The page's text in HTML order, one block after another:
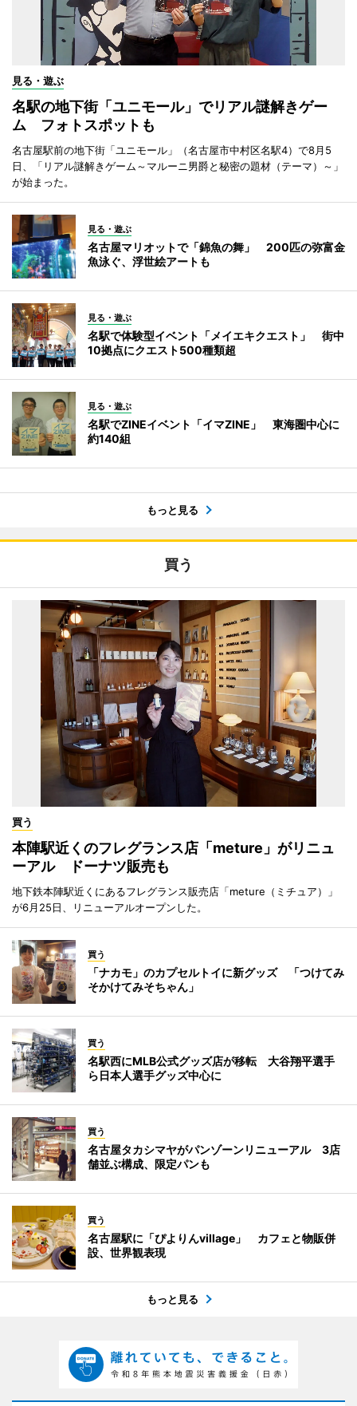
見る・遊ぶ
名駅の地下街「ユニモール」でリアル謎解きゲー
ム フォトスポットも
名古屋駅前の地下街「ユニモール」（名古屋市中村区名駅4）で8月5
日、「リアル謎解きゲーム～マルーニ男爵と秘密の題材（テーマ）～」
が始まった。
見る・遊ぶ
名古屋マリオットで「錦魚の舞」 200匹の弥富金
魚泳ぐ、浮世絵アートも
見る・遊ぶ
名駅で体験型イベント「メイエキクエスト」 街中
10拠点にクエスト500種類超
見る・遊ぶ
名駅でZINEイベント「イマZINE」 東海圏中心に
約140組
もっと見る
買う
買う
本陣駅近くのフレグランス店「meture」がリニュ
ーアル ドーナツ販売も
地下鉄本陣駅近くにあるフレグランス販売店「meture（ミチュア）」
が6月25日、リニューアルオープンした。
買う
「ナカモ」のカプセルトイに新グッズ 「つけてみ
そかけてみそちゃん」
買う
名駅西にMLB公式グッズ店が移転 大谷翔平選手
ら日本人選手グッズ中心に
買う
名古屋タカシマヤがパンゾーンリニューアル 3店
舗並ぶ構成、限定パンも
買う
名古屋駅に「ぴよりんvillage」 カフェと物販併
設、世界観表現
もっと見る